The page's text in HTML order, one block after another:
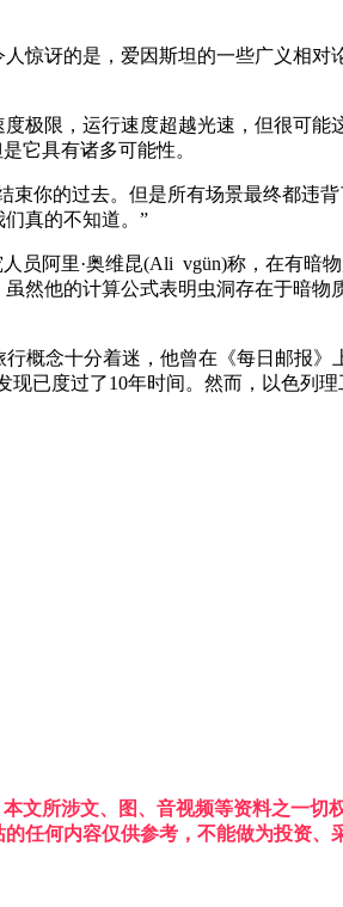
惊讶的是，爱因斯坦的一些广义相
极限，运行速度超越光速，但很可
它具有诸多可能性。
你的过去。但是所有场景最终都违
真的不知道。”
员阿里·奥维昆(Ali vgün)称，在有暗
然他的计算公式表明虫洞存在于暗
概念十分着迷，他曾在《每日邮报
已度过了10年时间。然而，以色列
文所涉文、图、音视频等资料之一
任何内容仅供参考，不能做为投资、